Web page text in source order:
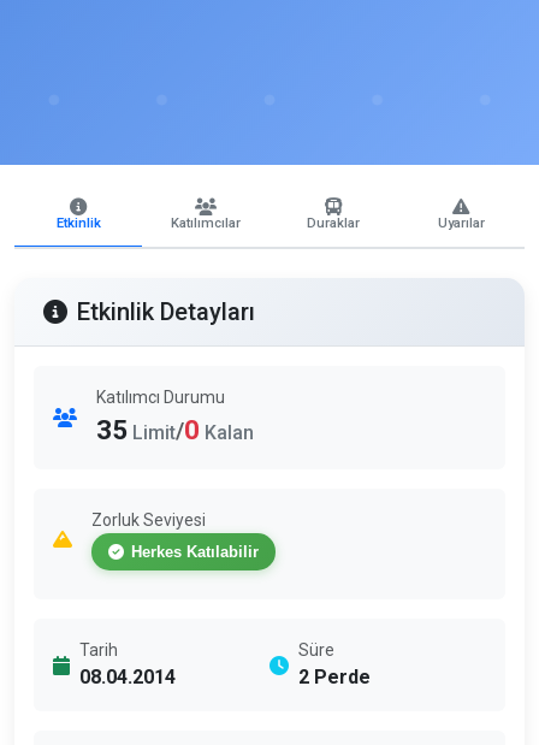
Etkinlik Katılımcılar Duraklar Uyarılar
Etkinlik Detayları
Katılımcı Durumu
35 Limit/0 Kalan
Zorluk Seviyesi
Herkes Katılabilir
Tarih
08.04.2014
Süre
2 Perde